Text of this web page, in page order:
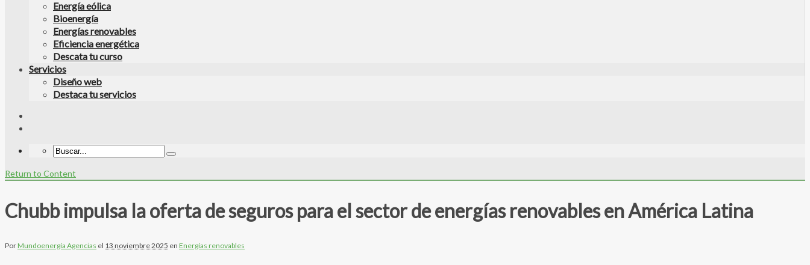
Energía eólica
Bioenergía
Energías renovables
Eficiencia energética
Descata tu curso
Servicios
Diseño web
Destaca tu servicios
Return to Content
Chubb impulsa la oferta de seguros para el sector de energías renovables en América Latina
PorMundoenergía Agencias el 13 noviembre 2025 en Energías renovables